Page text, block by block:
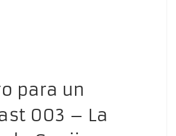
para un
003 – La